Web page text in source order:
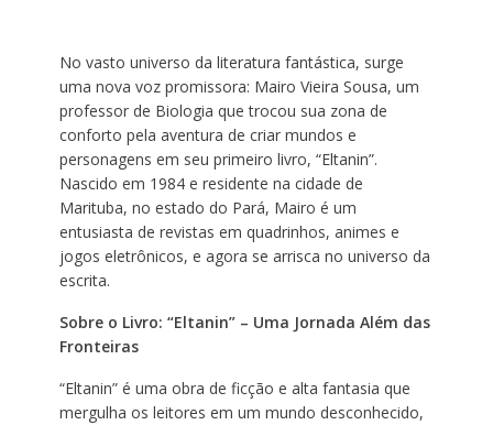
No vasto universo da literatura fantástica, surge
uma nova voz promissora: Mairo Vieira Sousa, um
professor de Biologia que trocou sua zona de
conforto pela aventura de criar mundos e
personagens em seu primeiro livro, “Eltanin”.
Nascido em 1984 e residente na cidade de
Marituba, no estado do Pará, Mairo é um
entusiasta de revistas em quadrinhos, animes e
jogos eletrônicos, e agora se arrisca no universo da
escrita.
Sobre o Livro: “Eltanin” – Uma Jornada Além das
Fronteiras
“Eltanin” é uma obra de ficção e alta fantasia que
mergulha os leitores em um mundo desconhecido,